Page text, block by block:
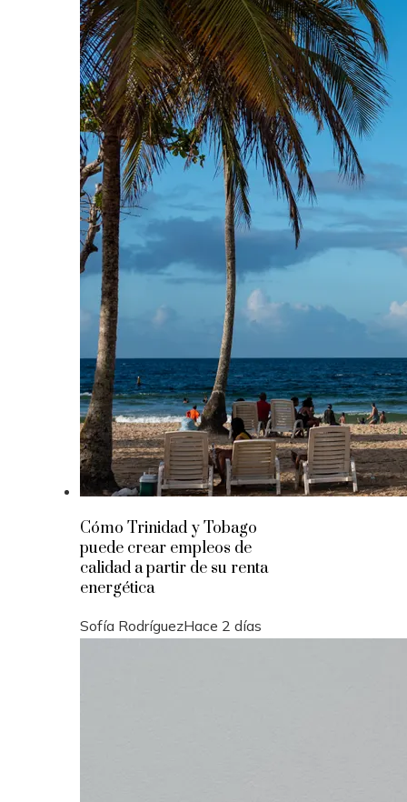
Cómo Trinidad y Tobago
puede crear empleos de
calidad a partir de su renta
energética
Sofía RodríguezHace 2 días